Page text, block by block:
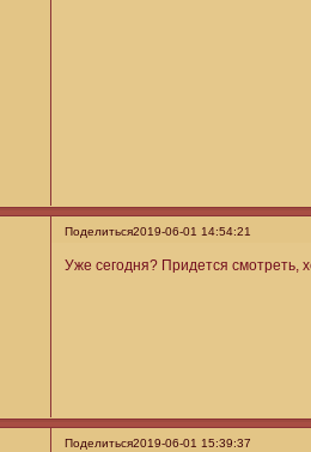
Поделиться2019-06-01 14:54:21
Уже сегодня? Придется смотреть,
Поделиться2019-06-01 15:39:37